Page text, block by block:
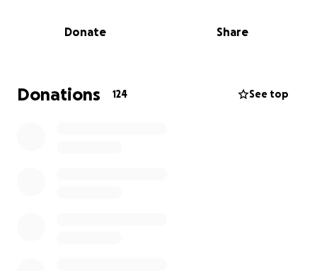
Hoy, lo único que podría devolverle algo de libertad
Donate Share
Donations 124 See top